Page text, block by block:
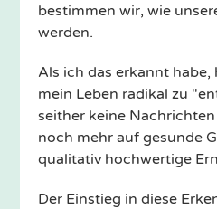
bestimmen wir, wie
werden.
Als ich das erkannt
mein Leben radikal zu
seither keine
noch mehr auf gesunde
qualitativ hochwertige
Der Einstieg in diese